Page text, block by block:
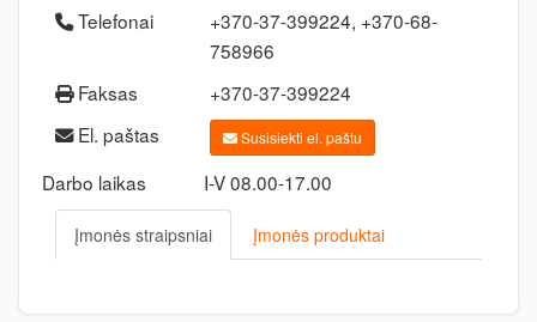
Telefonai
+370-37-399224, +370-68-
758966
Faksas
+370-37-399224
El. paštas
Susisiekti el. paštu
Darbo laikas I-V 08.00-17.00
Įmonės straipsniai Įmonės produktai